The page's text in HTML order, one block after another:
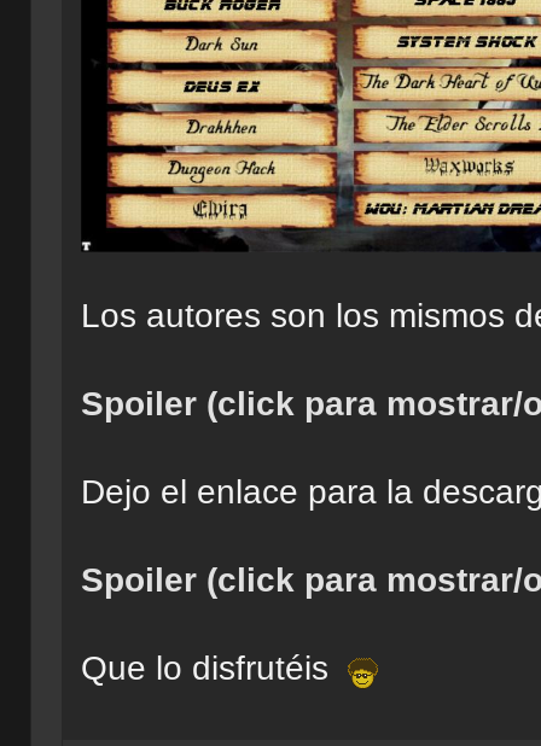
Los autores son los mismos
Spoiler (click para mostrar/
Dejo el enlace para la
Spoiler (click para mostrar/
Que lo disfrutéis